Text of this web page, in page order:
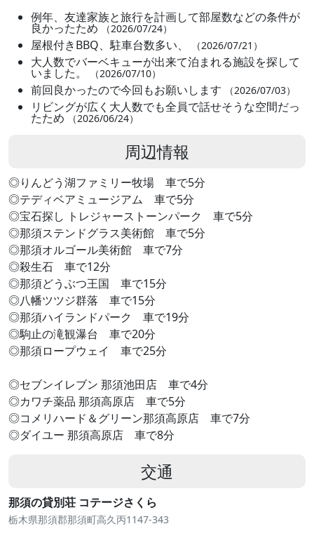
例年、友達家族と旅行を計画して部屋数などの条件が
良かったため （2026/07/24）
屋根付きBBQ、駐車台数多い、 （2026/07/21）
大人数でバーベキューが出来て泊まれる施設を探して
いました。 （2026/07/10）
前回良かったので今回もお願いします （2026/07/03）
リビングが広く大人数でも全員で話せそうな空間だっ
たため （2026/06/24）
周辺情報
◎りんどう湖ファミリー牧場 車で5分
◎テディベアミュージアム 車で5分
◎宝石探し トレジャーストーンパーク 車で5分
◎那須ステンドグラス美術館 車で5分
◎那須オルゴール美術館 車で7分
◎殺生石 車で12分
◎那須どうぶつ王国 車で15分
◎八幡ツツジ群落 車で15分
◎那須ハイランドパーク 車で19分
◎駒止の滝観瀑台 車で20分
◎那須ロープウェイ 車で25分
◎セブンイレブン 那須池田店 車で4分
◎カワチ薬品 那須高原店 車で5分
◎コメリハード＆グリーン那須高原店 車で7分
◎ダイユー 那須高原店 車で8分
交通
那須の貸別荘 コテージさくら
栃木県那須郡那須町高久丙1147-343